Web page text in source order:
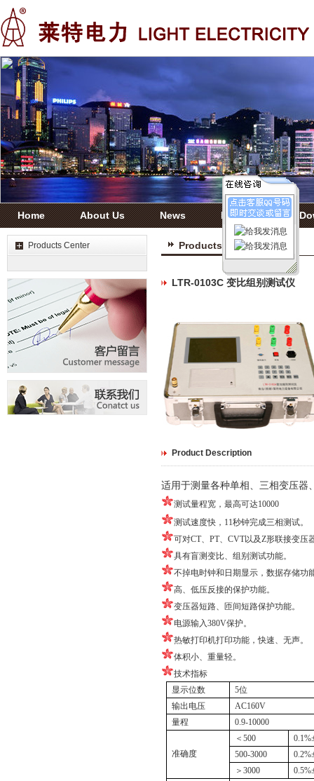
Home About Us News Products
Products Center Products Center
LTR-0103C 变比组别测试仪
Product Description
适用于测量各种单相、三相变压器
测试量程宽，最高可达10000
测试速度快， 11秒钟完成三相测试。
可对CT、 PT、 CVT以及Z形联接变压
具有盲测变比、组别测试功能。
不掉电时钟和日期显示，数据存储功
高、低压反接的保护功能。
变压器短路、匝间短路保护功能。
电源输入380V保护。
热敏打印机打印功能，快速、无声。
体积小、重量轻。
技术指标
显示位数
5位
输出电压
AC160V
量程
0.9-10000
准确度
＜500
500-3000
＞3000